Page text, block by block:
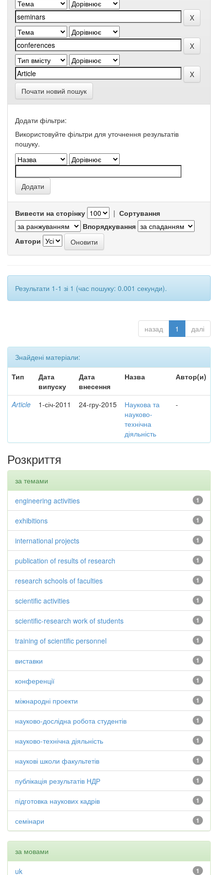
Почати новий пошук
Додати фільтри:
Використовуйте фільтри для уточнення результатів
пошуку.
Вивести на сторінку | Сортування
Впорядкування
Автори
Результати 1-1 зі 1 (час пошуку: 0.001 секунди).
назад 1 далі
Знайдені матеріали:
Тип
Дата
випуску
Дата
внесення
Назва Автор(и)
Article 1-січ-2011 24-гру-2015
Наукова та
науково-
технічна
діяльність
-
Розкриття
за темами
1
engineering activities
1
exhibitions
1
international projects
1
publication of results of research
1
research schools of faculties
1
scientific activities
1
scientific-research work of students
1
training of scientific personnel
1
виставки
1
конференції
1
міжнародні проекти
1
науково-дослідна робота студентів
1
науково-технічна діяльність
1
наукові школи факультетів
1
публікація результатів НДР
1
підготовка наукових кадрів
1
семінари
за мовами
1
uk